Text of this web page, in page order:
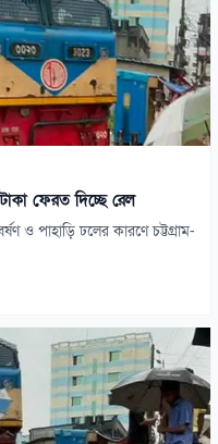
ফেরত দিচ্ছে রেল
ও পাহাড়ি ঢলের কারণে চট্টগ্রাম-